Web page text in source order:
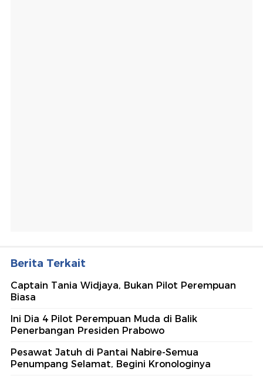
Berita Terkait
Captain Tania Widjaya, Bukan Pilot Perempuan
Biasa
Ini Dia 4 Pilot Perempuan Muda di Balik
Penerbangan Presiden Prabowo
Pesawat Jatuh di Pantai Nabire-Semua
Penumpang Selamat, Begini Kronologinya